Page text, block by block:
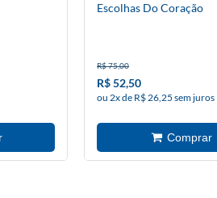
Escolhas Do Coração
R$ 75,00
R$ 52,50
ou 2x de R$ 26,25 sem juros